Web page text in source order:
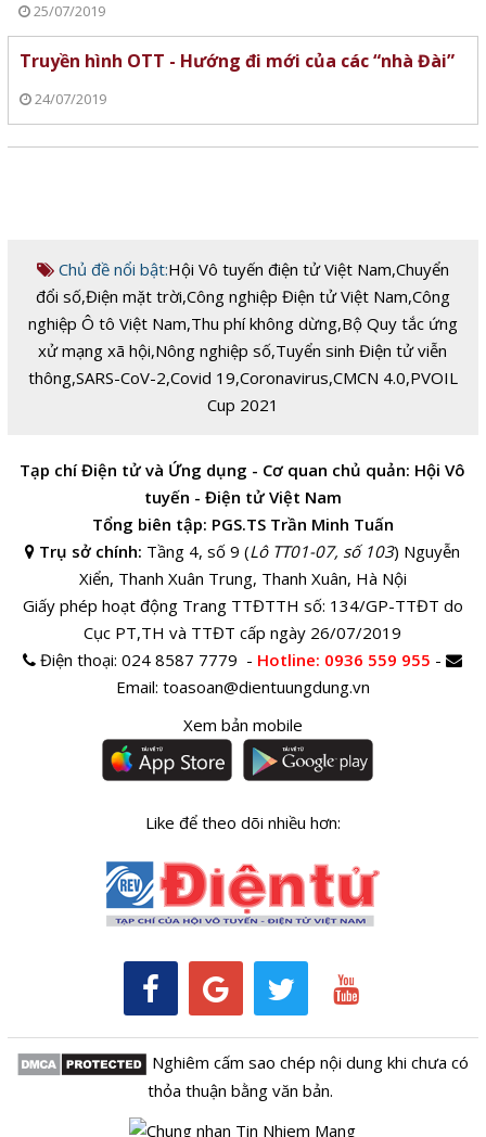
25/07/2019
Truyền hình OTT - Hướng đi mới của các “nhà Đài”
24/07/2019
Chủ đề nổi bật:Hội Vô tuyến điện tử Việt Nam,Chuyển
đổi số,Điện mặt trời,Công nghiệp Điện tử Việt Nam,Công
nghiệp Ô tô Việt Nam,Thu phí không dừng,Bộ Quy tắc ứng
xử mạng xã hội,Nông nghiệp số,Tuyển sinh Điện tử viễn
thông,SARS-CoV-2,Covid 19,Coronavirus,CMCN 4.0,PVOIL
Cup 2021
Tạp chí Điện tử và Ứng dụng - Cơ quan chủ quản: Hội Vô
tuyến - Điện tử Việt Nam
Tổng biên tập: PGS.TS Trần Minh Tuấn
Trụ sở chính: Tầng 4, số 9 (Lô TT01-07, số 103) Nguyễn
Xiển, Thanh Xuân Trung, Thanh Xuân, Hà Nội
Giấy phép hoạt động Trang TTĐTTH số: 134/GP-TTĐT do
Cục PT,TH và TTĐT cấp ngày 26/07/2019
Điện thoại:024 8587 7779 - Hotline: 0936 559 955 -
Email: toasoan@dientuungdung.vn
Xem bản mobile
Like để theo dõi nhiều hơn:
Nghiêm cấm sao chép nội dung khi chưa có
thỏa thuận bằng văn bản.